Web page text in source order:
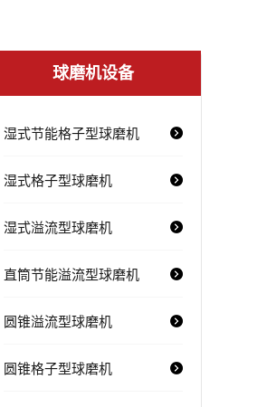
球磨机设备
湿式节能格子型球磨机
湿式格子型球磨机
湿式溢流型球磨机
直筒节能溢流型球磨机
圆锥溢流型球磨机
圆锥格子型球磨机